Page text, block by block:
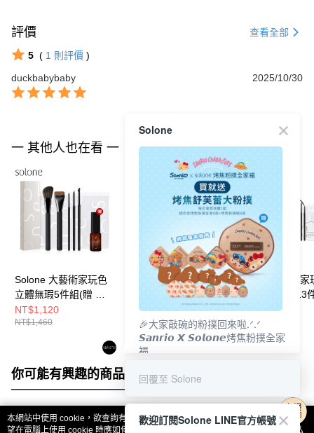
評價 查看全部
5 ( 1 則評價 )
duckbabybaby
2025/10/30
一 其他人也在看 一
Solone 大藝術家玩色
立體無瑕5件組(贈 專
屬速乾洗刷噴霧
15ml+訂製夾鏈收納袋)
NT$1,120
NT$1,460
Solone 大藝術家玩色
刷具入門必備8件組(贈
專屬速乾洗刷噴霧
15ml+訂製夾鏈收納袋)
NT$1,930
NT$2,549
Solone 大藝術家
刷具職人完妝13
(贈 專屬速乾洗刷
50ml+勻淨乾洗
+訂製夾鏈收納袋)
NT$2,950
NT$3,920
你可能有興趣的商品 全站排行
熱門標籤
本網站中使用 cookie，欲查詢有關本網站使用 cookie 方式之詳情，及若您不希
望在電腦上使用 cookie 時應如何變更電腦的 cookie 設定，請參閱本網站「
隱私
Solone
🎉大家敲碗的粉撲回來啦.ᐟ‪‪.ᐟ
𝙎𝙖𝙣𝙧𝙞𝙤 𝙓 𝙎𝙤𝙡𝙤𝙣𝙚烤焦粉撲全家
福
回覆至 Solone
歡迎訂閱Solone LINE官方帳號